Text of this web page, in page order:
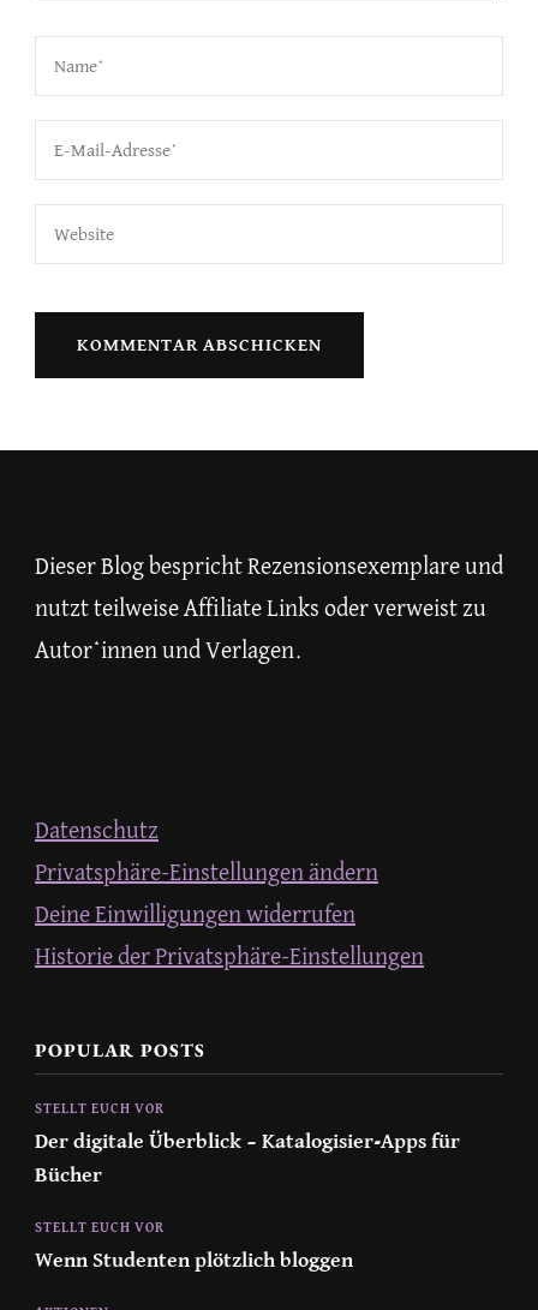
Dieser Blog bespricht Rezensionsexemplare und
nutzt teilweise Affiliate Links oder verweist zu
Autor*innen und Verlagen.
Datenschutz
Privatsphäre-Einstellungen ändern
Deine Einwilligungen widerrufen
Historie der Privatsphäre-Einstellungen
POPULAR POSTS
STELLT EUCH VOR
Der digitale Überblick – Katalogisier-Apps für
Bücher
STELLT EUCH VOR
Wenn Studenten plötzlich bloggen